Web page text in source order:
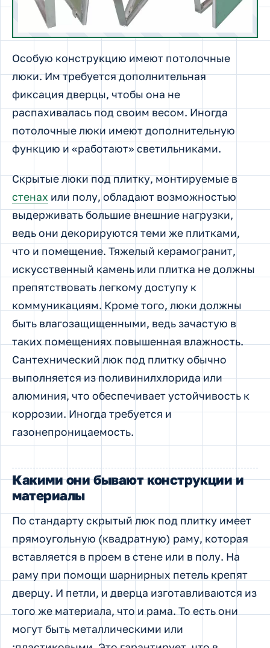
Особую конструкцию имеют потолочные
люки. Им требуется дополнительная
фиксация дверцы, чтобы она не
распахивалась под своим весом. Иногда
потолочные люки имеют дополнительную
функцию и «работают» светильниками.
Скрытые люки под плитку, монтируемые в
стенах или полу, обладают возможностью
выдерживать большие внешние нагрузки,
ведь они декорируются теми же плитками,
что и помещение. Тяжелый керамогранит,
искусственный камень или плитка не должны
препятствовать легкому доступу к
коммуникациям. Кроме того, люки должны
быть влагозащищенными, ведь зачастую в
таких помещениях повышенная влажность.
Сантехнический люк под плитку обычно
выполняется из поливинилхлорида или
алюминия, что обеспечивает устойчивость к
коррозии. Иногда требуется и
газонепроницаемость.
Какими они бывают конструкции и
материалы
По стандарту скрытый люк под плитку имеет
прямоугольную (квадратную) раму, которая
вставляется в проем в стене или в полу. На
раму при помощи шарнирных петель крепят
дверцу. И петли, и дверца изготавливаются из
того же материала, что и рама. То есть они
могут быть металлическими или